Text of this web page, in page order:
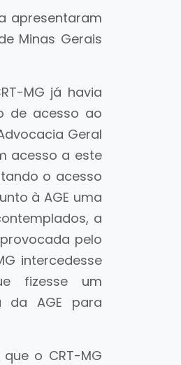
apresentaram
Minas Gerais
MG já havia
de acesso ao
Geral
acesso a este
o acesso
à AGE uma
a
pelo
intercedesse
fizesse um
da AGE para
o CRT-MG